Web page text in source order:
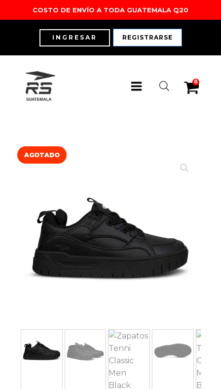
COSTO DE ENVÍO A TODA GUATEMALA Q20
INGRESAR REGISTRARSE
Ver Todo
Lifestyle
0
AGOTADO